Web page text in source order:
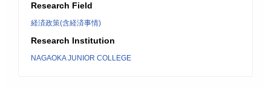
Research Field
経済政策(含経済事情)
Research Institution
NAGAOKA JUNIOR COLLEGE